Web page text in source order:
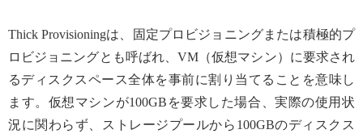
Thick Provisioningは、固定プロビジョニングまたは積極的プ
ロビジョニングとも呼ばれ、VM（仮想マシン）に要求され
るディスクスペース全体を事前に割り当てることを意味し
ます。仮想マシンが100GBを要求した場合、実際の使用状
況に関わらず、ストレージプールから100GBのディスクス